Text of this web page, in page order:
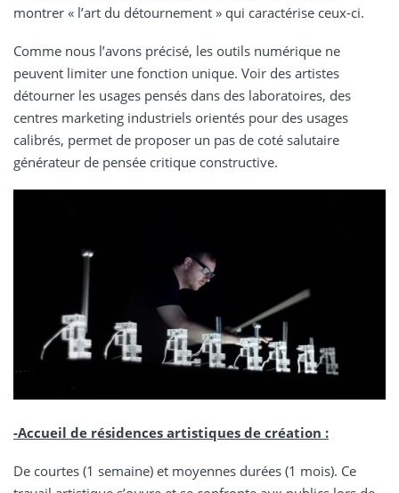
montrer « l’art du détournement » qui caractérise ceux-ci.
Comme nous l’avons précisé, les outils numérique ne
peuvent limiter une fonction unique. Voir des artistes
détourner les usages pensés dans des laboratoires, des
centres marketing industriels orientés pour des usages
calibrés, permet de proposer un pas de coté salutaire
générateur de pensée critique constructive.
-Accueil de résidences artistiques de création :
De courtes (1 semaine) et moyennes durées (1 mois). Ce